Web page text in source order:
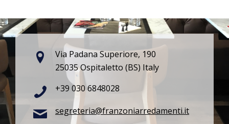
Via Padana Superiore, 190
25035 Ospitaletto (BS) Italy
+39 030 6848028
segreteria@franzoniarredamenti.it